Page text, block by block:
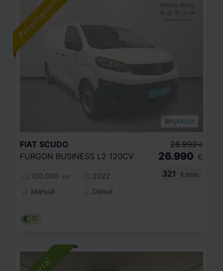
FIAT SCUDO
FURGON BUSINESS L2 120CV
100.000 km
2022
Manual
Diésel
28.990 €
26.990 €
321
€/mes
C